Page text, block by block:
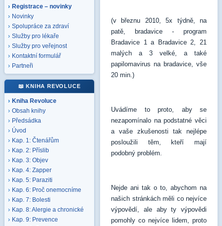
Registrace – novinky
Novinky
Spolupráce za zdraví
Služby pro lékaře
Služby pro veřejnost
Kontaktní formulář
Partneři
📖 KNIHA REVOLUCE
Kniha Revoluce
Obsah knihy
Předsádka
Úvod
Kap. 1: Čtenářům
Kap. 2: Příslib
Kap. 3: Objev
Kap. 4: Zapper
Kap. 5: Paraziti
Kap. 6: Proč onemocníme
Kap. 7: Bolesti
Kap. 8: Alergie a chronické
Kap. 9: Prevence
(v březnu 2010, 5x týdně, na
patě, bradavice - program
Bradavice 1 a Bradavice 2, 21
malých a 3 velké, a také
papilomavirus na bradavice, vše
20 min.)
Uvádíme to proto, aby se
nezapomínalo na podstatné věci
a vaše zkušenosti tak nejlépe
posloužili těm, kteří mají
podobný problém.
Nejde ani tak o to, abychom na
našich stránkách měli co nejvíce
výpovědí, ale aby ty výpovědi
pomohly co nejvíce lidem, proto